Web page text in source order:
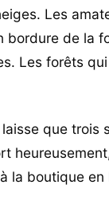
Les
bordure de la
Les forêts
que trois
la boutique en